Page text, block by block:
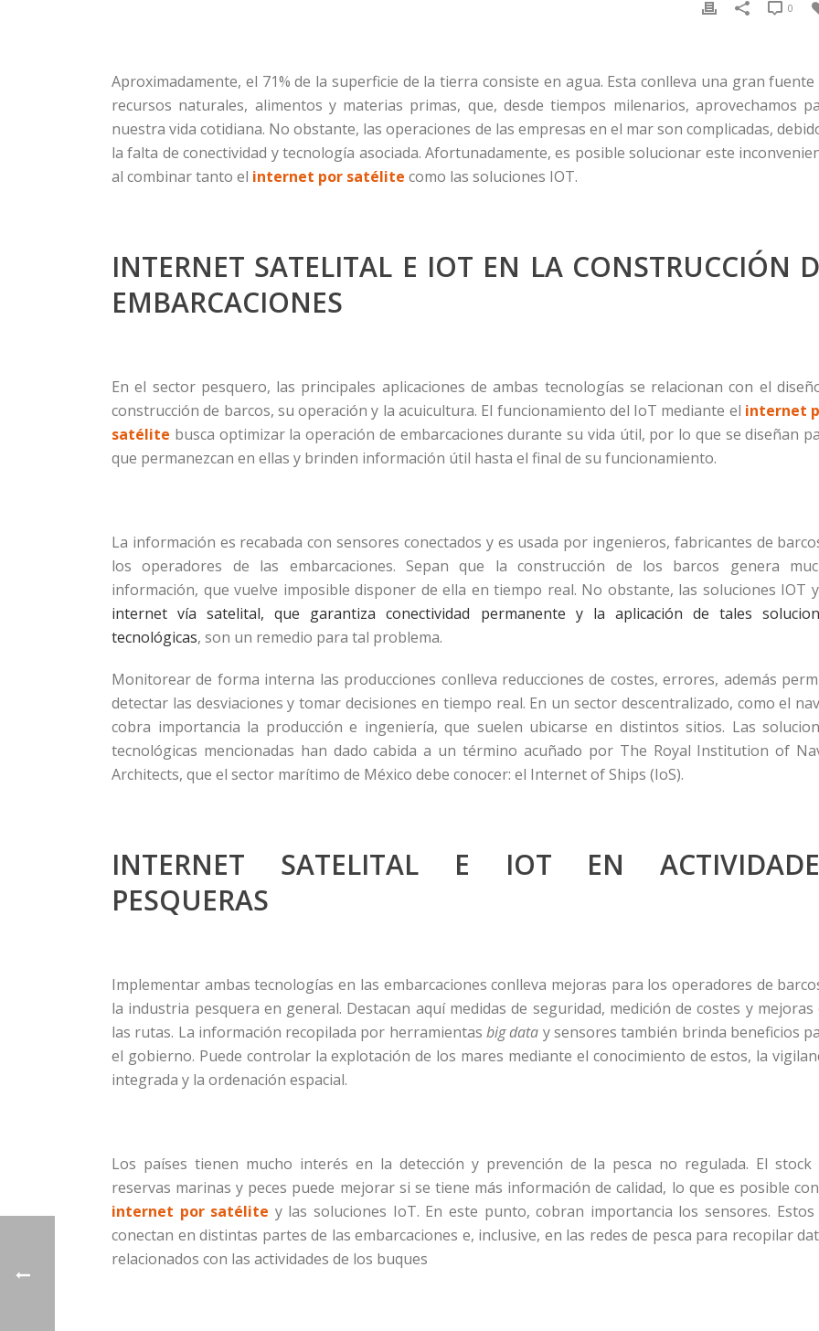
0
Aproximadamente, el 71% de la superficie de la tierra consiste en agua. Esta conlleva una gran fuente
recursos naturales, alimentos y materias primas, que, desde tiempos milenarios, aprovechamos
nuestra vida cotidiana. No obstante, las operaciones de las empresas en el mar son complicadas,
la falta de conectividad y tecnología asociada. Afortunadamente, es posible solucionar este
al combinar tanto el internet por satélite como las soluciones IOT.
INTERNET SATELITAL E IOT EN LA CONSTRUCCIÓN
EMBARCACIONES
En el sector pesquero, las principales aplicaciones de ambas tecnologías se relacionan con el
construcción de barcos, su operación y la acuicultura. El funcionamiento del IoT mediante el internet
satélite busca optimizar la operación de embarcaciones durante su vida útil, por lo que se diseñan
que permanezcan en ellas y brinden información útil hasta el final de su funcionamiento.
La información es recabada con sensores conectados y es usada por ingenieros, fabricantes de
los operadores de las embarcaciones. Sepan que la construcción de los barcos genera
información, que vuelve imposible disponer de ella en tiempo real. No obstante, las soluciones IOT
internet vía satelital, que garantiza conectividad permanente y la aplicación de tales
tecnológicas, son un remedio para tal problema.
Monitorear de forma interna las producciones conlleva reducciones de costes, errores, además
detectar las desviaciones y tomar decisiones en tiempo real. En un sector descentralizado, como el
cobra importancia la producción e ingeniería, que suelen ubicarse en distintos sitios. Las
tecnológicas mencionadas han dado cabida a un término acuñado por The Royal Institution of
Architects, que el sector marítimo de México debe conocer: el Internet of Ships (IoS).
INTERNET SATELITAL E IOT EN
PESQUERAS
Implementar ambas tecnologías en las embarcaciones conlleva mejoras para los operadores de
la industria pesquera en general. Destacan aquí medidas de seguridad, medición de costes y mejoras
las rutas. La información recopilada por herramientasbig data y sensores también brinda beneficios
el gobierno. Puede controlar la explotación de los mares mediante el conocimiento de estos, la
integrada y la ordenación espacial.
Los países tienen mucho interés en la detección y prevención de la pesca no regulada. El stock
reservas marinas y peces puede mejorar si se tiene más información de calidad, lo que es posible
internet por satélite y las soluciones IoT. En este punto, cobran importancia los sensores. Estos
conectan en distintas partes de las embarcaciones e, inclusive, en las redes de pesca para recopilar
relacionados con las actividades de los buques